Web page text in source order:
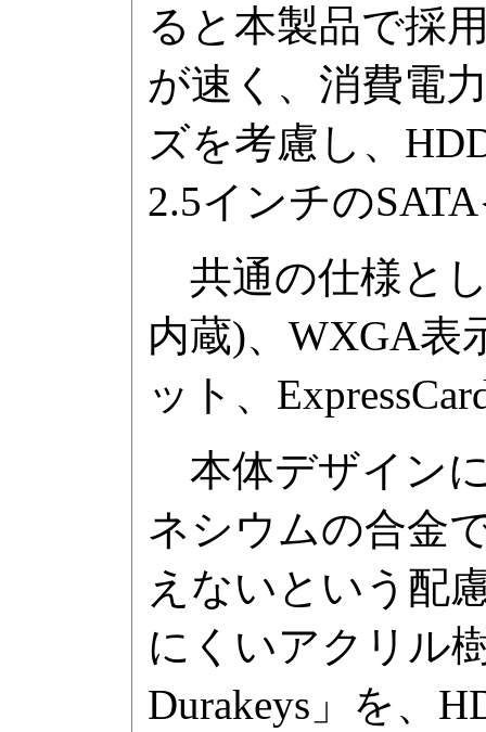
ると本製品で採
が速く、消費電
ズを考慮し、
2.5インチの
共通の仕様と
内蔵)、WXGA表
ット、
本体デザイン
ネシウムの合金
えないという配
にくいアクリル
Durakeys」を、